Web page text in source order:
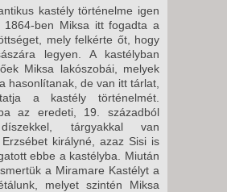
kastély történelme igen
1864-ben Miksa itt fogadta a
mely felkérte őt, hogy
legyen. A kastélyban
Miksa lakószobái, melyek
hasonlítanak, de van itt tárlat,
a kastély történelmét.
az eredeti, 19. századból
tárgyakkal van
királyné, azaz Sisi is
ebbe a kastélyba. Miután
a Miramare Kastélyt a
melyet szintén Miksa